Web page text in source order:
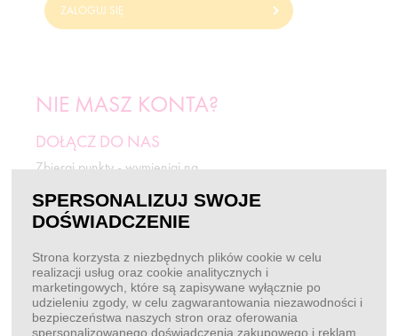
ZALOGUJ SIĘ
NIE MASZ KONTA?
DOŁĄCZ DO NAS
Zbieraj punkty - wymieniaj na
ZAREJESTRUJ SIĘ
BEZ LOGOWANIA
Chcę złożyć zamówienie
SPERSONALIZUJ SWOJE
DOŚWIADCZENIE
Strona korzysta z niezbędnych plików cookie w celu
realizacji usług oraz cookie analitycznych i
marketingowych, które są zapisywane wyłącznie po
udzieleniu zgody, w celu zagwarantowania niezawodności i
bezpieczeństwa naszych stron oraz oferowania
spersonalizowanego doświadczenia zakupowego i reklam.